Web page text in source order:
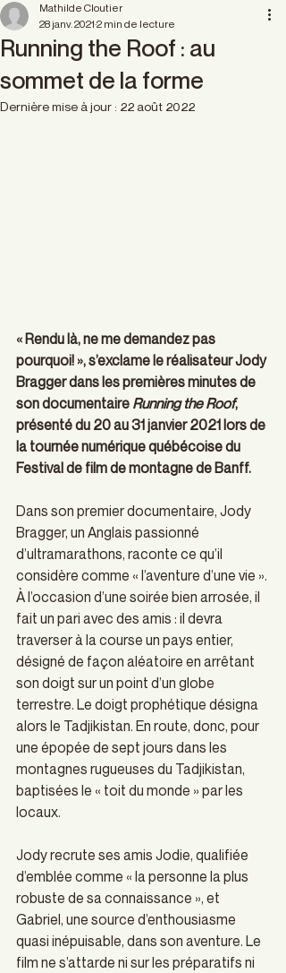
Running the Roof : au
sommet de la forme
Mathilde Cloutier
28 janv. 2021 2 min de lecture
Dernière mise à jour : 22 août 2022
« Rendu là, ne me demandez pas
pourquoi! », s’exclame le réalisateur Jody
Bragger dans les premières minutes de
son documentaire Running the Roof,
présenté du 20 au 31 janvier 2021 lors de
la tournée numérique québécoise du
Festival de film de montagne de Banff.
Dans son premier documentaire, Jody
Bragger, un Anglais passionné
d’ultramarathons, raconte ce qu’il
considère comme « l’aventure d’une vie ».
À l’occasion d’une soirée bien arrosée, il
fait un pari avec des amis : il devra
traverser à la course un pays entier,
désigné de façon aléatoire en arrêtant
son doigt sur un point d’un globe
terrestre. Le doigt prophétique désigna
alors le Tadjikistan. En route, donc, pour
une épopée de sept jours dans les
montagnes rugueuses du Tadjikistan,
baptisées le « toit du monde » par les
locaux.
Jody recrute ses amis Jodie, qualifiée
d’emblée comme « la personne la plus
robuste de sa connaissance », et
Gabriel, une source d’enthousiasme
quasi inépuisable, dans son aventure. Le
film ne s’attarde ni sur les préparatifs ni